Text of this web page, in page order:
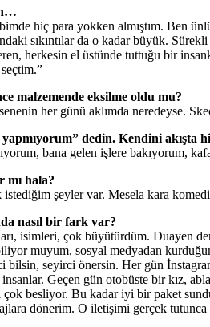
hiç para yokken almıştım. Ben
sıkıntılar da o kadar büyük.
herkesin el üstünde tuttuğu bir
malzemende eksilme oldu mu?
her günü aklımda neredeyse.
dedin. Kendini akışta
bana gelen işlere bakıyorum,
hala?
şeyler var. Mesela kara
nasıl bir fark var?
isimleri, çok büyütürdüm. Duayen
muyum, sosyal medyadan
bilsin, seyirci önersin. Her gün
Geçen gün otobüste bir kız,
besliyor. Bu kadar iyi bir paket
dönerim. O iletişimi gerçek tutunca